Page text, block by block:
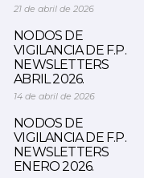
21 de abril de 2026
NODOS DE
VIGILANCIA DE F.P.
NEWSLETTERS
ABRIL 2026.
14 de abril de 2026
NODOS DE
VIGILANCIA DE F.P.
NEWSLETTERS
ENERO 2026.